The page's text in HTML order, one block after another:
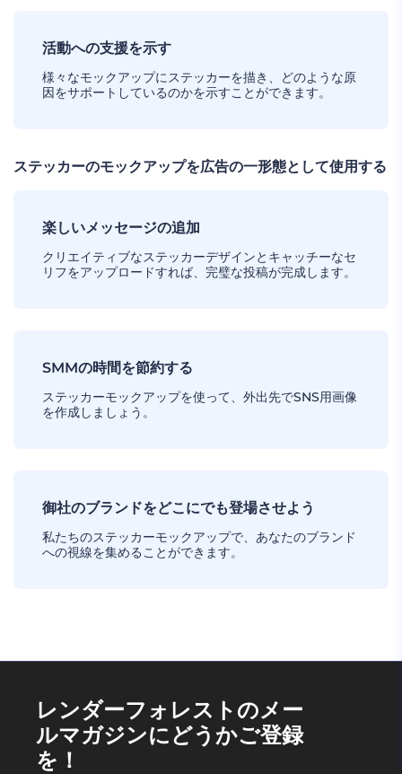
活動への支援を示す
様々なモックアップにステッカーを描き、どのような原
因をサポートしているのかを示すことができます。
ステッカーのモックアップを広告の一形態として使用する
楽しいメッセージの追加
クリエイティブなステッカーデザインとキャッチーなセ
リフをアップロードすれば、完璧な投稿が完成します。
SMMの時間を節約する
ステッカーモックアップを使って、外出先でSNS用画像
を作成しましょう。
御社のブランドをどこにでも登場させよう
私たちのステッカーモックアップで、あなたのブランド
への視線を集めることができます。
レンダーフォレストのメー
ルマガジンにどうかご登録
を！